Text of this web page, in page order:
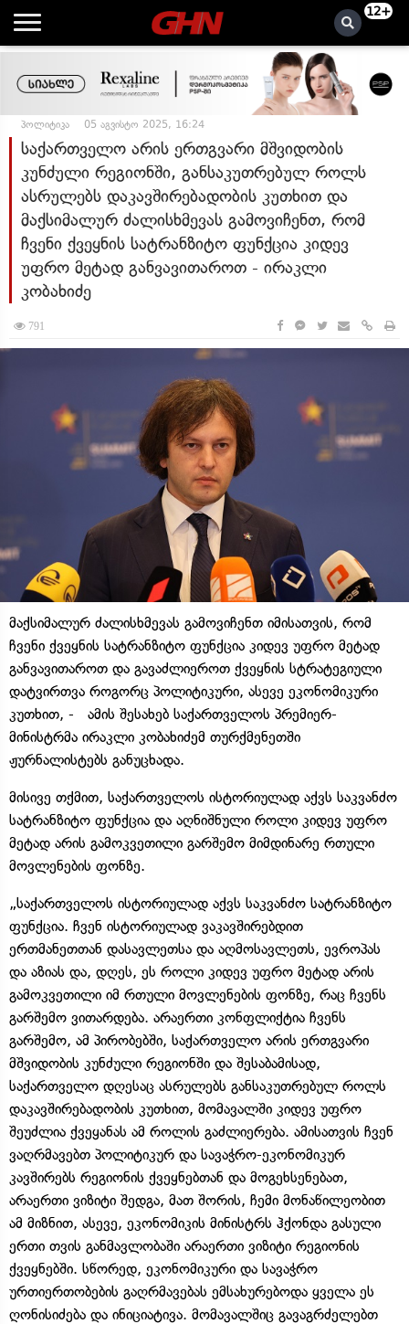
12+
პოლიტიკა 05 აგვისტო 2025, 16:24
საქართველო არის ერთგვარი მშვიდობის
კუნძული რეგიონში, განსაკუთრებულ როლს
ასრულებს დაკავშირებადობის კუთხით და
მაქსიმალურ ძალისხმევას გამოვიჩენთ, რომ
ჩვენი ქვეყნის სატრანზიტო ფუნქცია კიდევ
უფრო მეტად განვავითაროთ - ირაკლი
კობახიძე
791
მაქსიმალურ ძალისხმევას გამოვიჩენთ იმისათვის, რომ
ჩვენი ქვეყნის სატრანზიტო ფუნქცია კიდევ უფრო მეტად
განვავითაროთ და გავაძლიეროთ ქვეყნის სტრატეგიული
დატვირთვა როგორც პოლიტიკური, ასევე ეკონომიკური
კუთხით, - ამის შესახებ საქართველოს პრემიერ-
მინისტრმა ირაკლი კობახიძემ თურქმენეთში
ჟურნალისტებს განუცხადა.
მისივე თქმით, საქართველოს ისტორიულად აქვს საკვანძო
სატრანზიტო ფუნქცია და აღნიშნული როლი კიდევ უფრო
მეტად არის გამოკვეთილი გარშემო მიმდინარე რთული
მოვლენების ფონზე.
„საქართველოს ისტორიულად აქვს საკვანძო სატრანზიტო
ფუნქცია. ჩვენ ისტორიულად ვაკავშირებდით
ერთმანეთთან დასავლეთსა და აღმოსავლეთს, ევროპას
და აზიას და, დღეს, ეს როლი კიდევ უფრო მეტად არის
გამოკვეთილი იმ რთული მოვლენების ფონზე, რაც ჩვენს
გარშემო ვითარდება. არაერთი კონფლიქტია ჩვენს
გარშემო, ამ პირობებში, საქართველო არის ერთგვარი
მშვიდობის კუნძული რეგიონში და შესაბამისად,
საქართველო დღესაც ასრულებს განსაკუთრებულ როლს
დაკავშირებადობის კუთხით, მომავალში კიდევ უფრო
შეუძლია ქვეყანას ამ როლის გაძლიერება. ამისათვის ჩვენ
ვაღრმავებთ პოლიტიკურ და სავაჭრო-ეკონომიკურ
კავშირებს რეგიონის ქვეყნებთან და მოგეხსენებათ,
არაერთი ვიზიტი შედგა, მათ შორის, ჩემი მონაწილეობით
ამ მიზნით, ასევე, ეკონომიკის მინისტრს ჰქონდა გასული
ერთი თვის განმავლობაში არაერთი ვიზიტი რეგიონის
ქვეყნებში. სწორედ, ეკონომიკური და სავაჭრო
ურთიერთობების გაღრმავებას ემსახურებოდა ყველა ეს
ღონისიძება და ინიციატივა. მომავალშიც გავაგრძელებთ